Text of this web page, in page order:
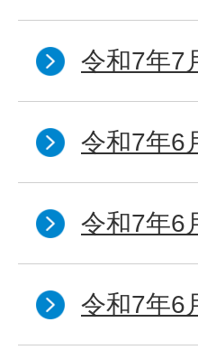
令和7年7
令和7年6
令和7年6
令和7年6